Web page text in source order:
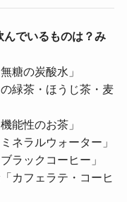
んでいるものは？み
糖の炭酸水」
緑茶・ほうじ茶・麦
能性のお茶」
ネラルウォーター」
ラックコーヒー」
カフェラテ・コーヒ